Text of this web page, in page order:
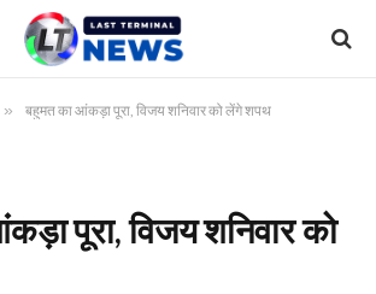
» बहुमत का आंकड़ा पूरा, विजय शनिवार को लेंगे शपथ
पूरा, विजय शनिवार को